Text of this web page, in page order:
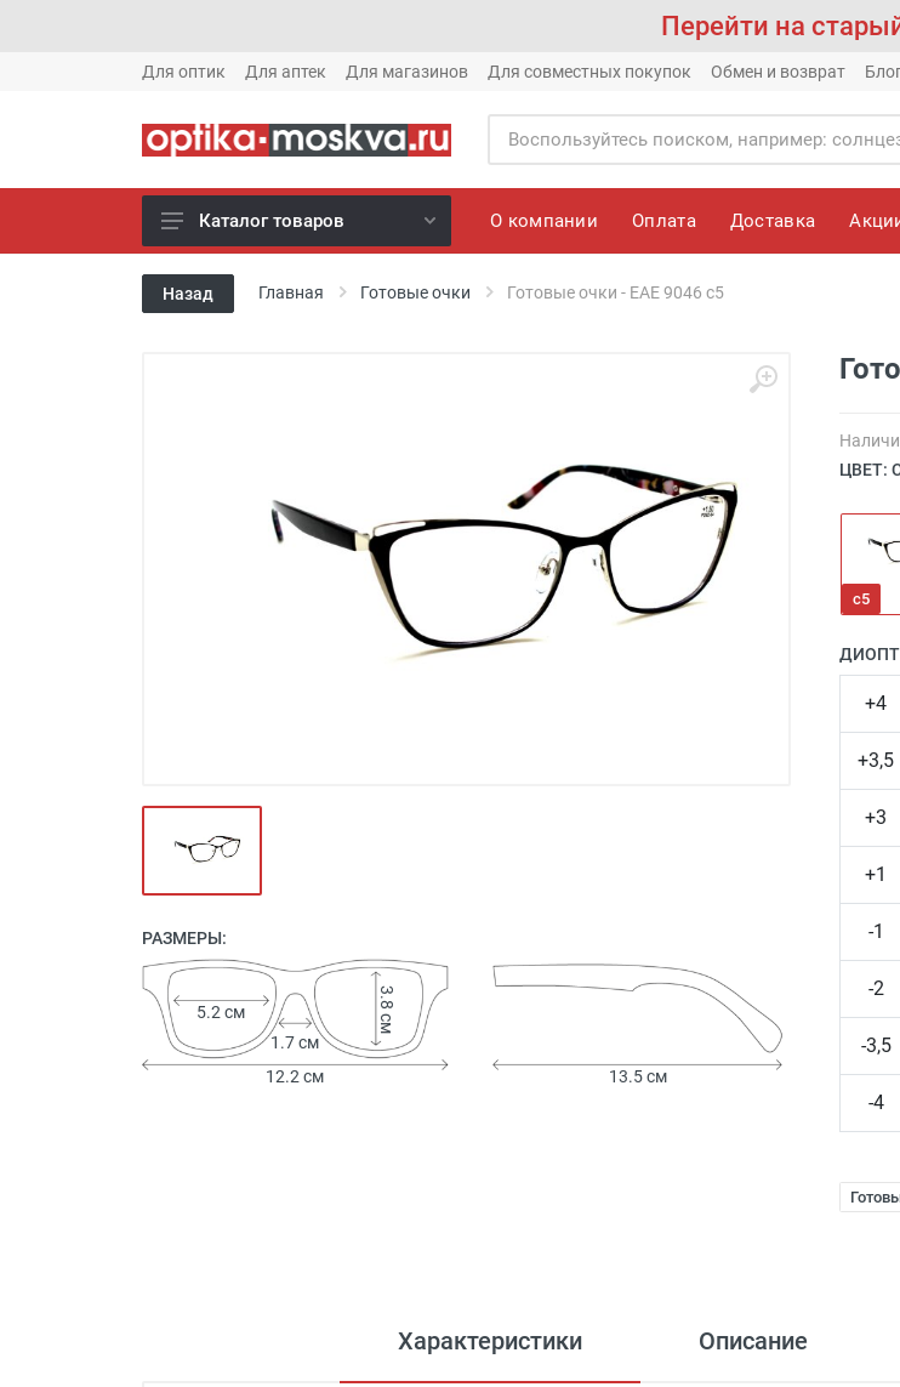
Перейти на
Для оптик Для аптек Для магазинов Для совместных покупок Обмен и возврат
Новое готовые очки (1621)
Новое солнце (1613)
Известные бренды (212)
Футляры и мешки (1412)
Каталог товаров О компании Оплата Доставка
Назад Главная Готовые очки Готовые очки - EAE 9046 c5
РАЗМЕРЫ:
1.7 см
5.2 см 3.8 см
12.2 см 13.5 см
ЦВЕТ:
с5
+4
+3,5
+3
+1
-1
-2
-3,5
-4
Характеристики Описание